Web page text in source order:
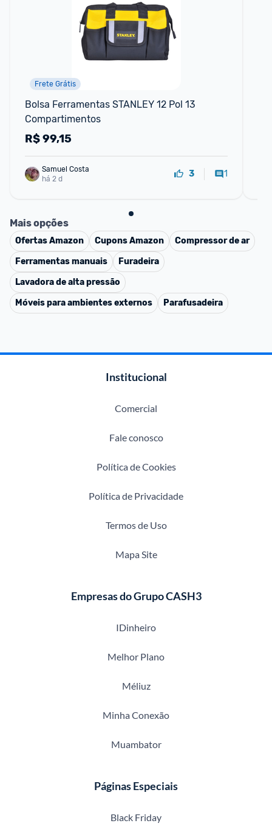
Frete Grátis
Bolsa Ferramentas STANLEY 12 Pol 13
Compartimentos
R$99,15
Samuel Costa
há 2 d
3 1
Mais opções
OfertasAmazon CuponsAmazon
Compressor de ar
Ferramentas manuais
Furadeira
Lavadora de alta pressão
Móveis para ambientes externos
Parafusadeira
Institucional
Comercial
Fale conosco
Política de Cookies
Política de Privacidade
Termos de Uso
Mapa Site
Empresas do Grupo CASH3
IDinheiro
Melhor Plano
Méliuz
Minha Conexão
Muambator
Páginas Especiais
Black Friday